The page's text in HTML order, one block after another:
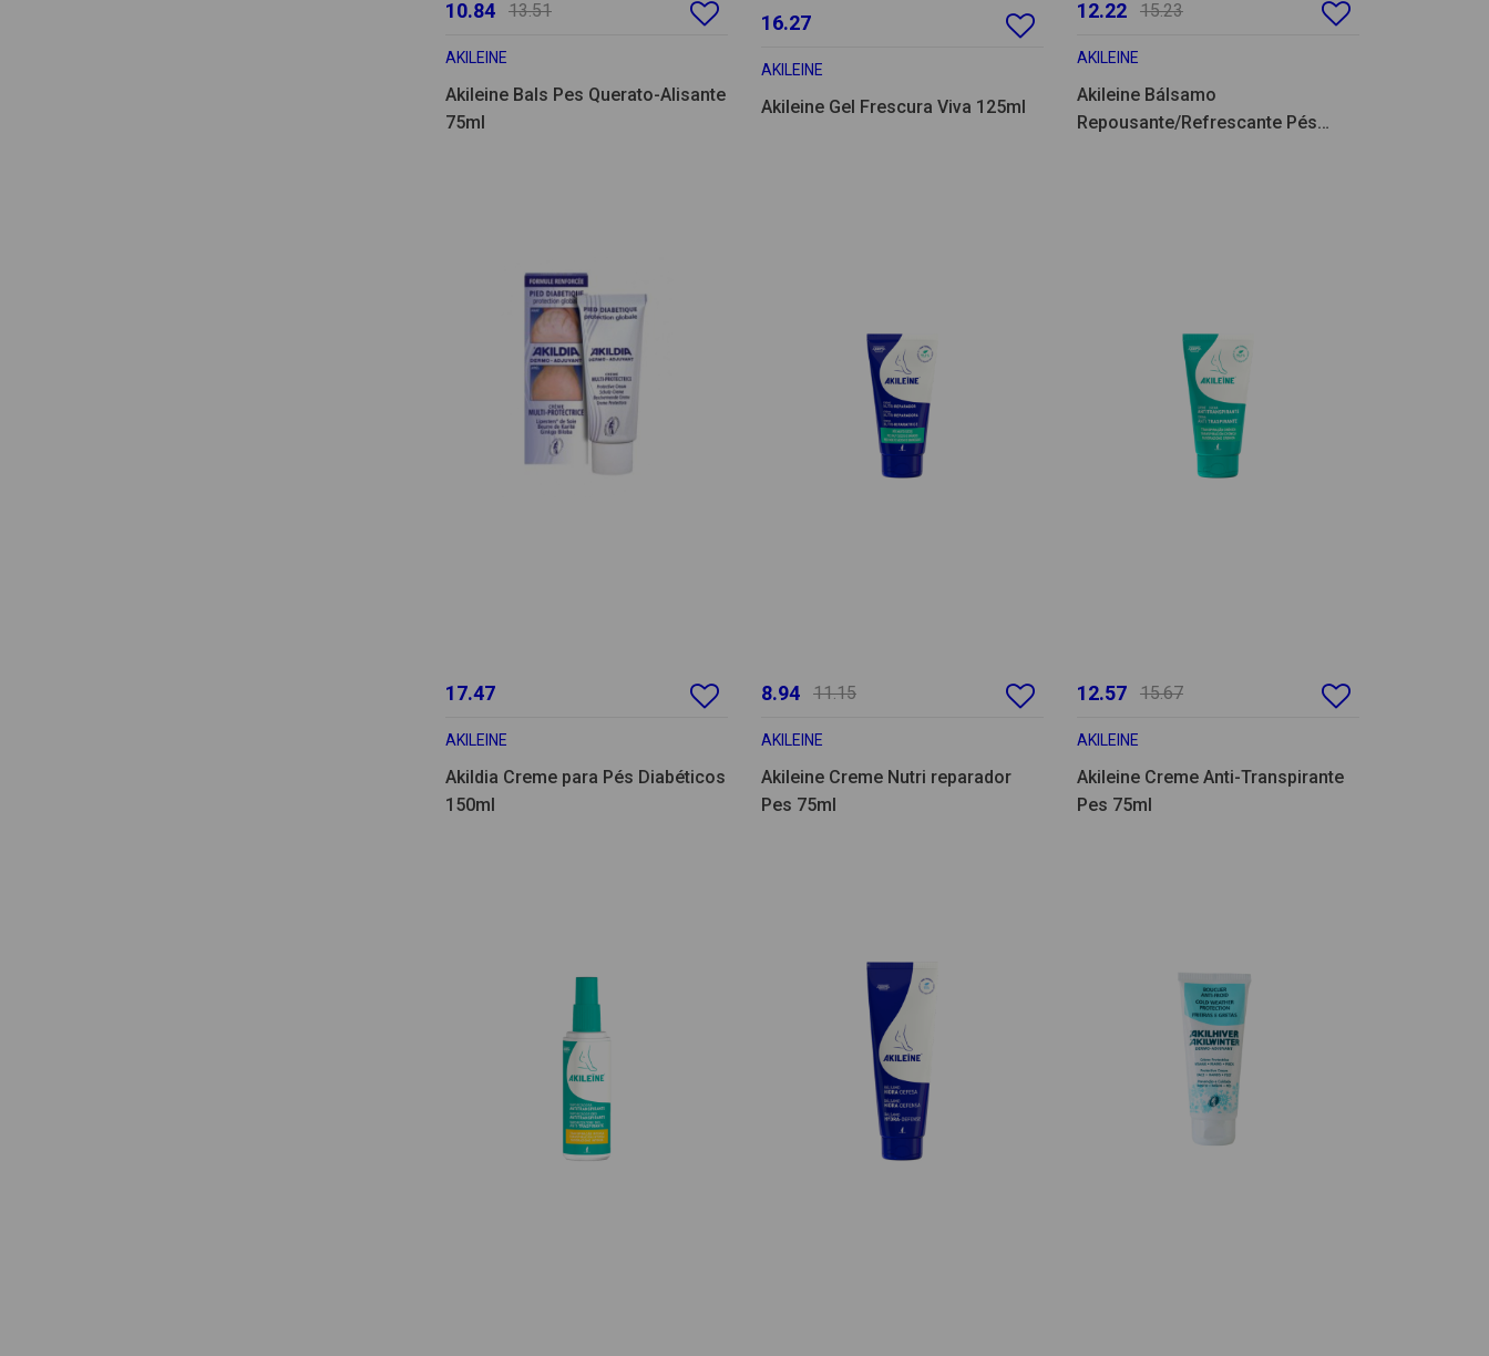
10.84 13.51
AKILEINE
Akileine Bals Pes Querato-Alisante
75ml
16.27
AKILEINE
Akileine Gel Frescura Viva 125ml
12.22 15.23
AKILEINE
Akileine Bálsamo
Repousante/Refrescante Pés
17.47
AKILEINE
Akildia Creme para Pés Diabéticos
150ml
8.94 11.15
AKILEINE
Akileine Creme Nutri reparador
Pes 75ml
12.57 15.67
AKILEINE
Akileine Creme Anti-Transpirante
Pes 75ml